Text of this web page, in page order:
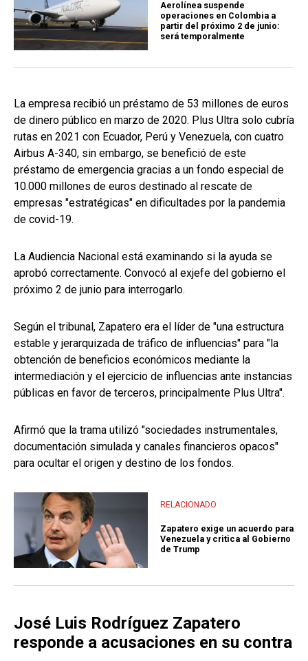
Aerolínea suspende
operaciones en Colombia a
partir del próximo 2 de junio:
será temporalmente
La empresa recibió un préstamo de 53 millones de euros
de dinero público en marzo de 2020. Plus Ultra solo cubría
rutas en 2021 con Ecuador, Perú y Venezuela, con cuatro
Airbus A-340, sin embargo, se benefició de este
préstamo de emergencia gracias a un fondo especial de
10.000 millones de euros destinado al rescate de
empresas "estratégicas" en dificultades por la pandemia
de covid-19.
La Audiencia Nacional está examinando si la ayuda se
aprobó correctamente. Convocó al exjefe del gobierno el
próximo 2 de junio para interrogarlo.
Según el tribunal, Zapatero era el líder de "una estructura
estable y jerarquizada de tráfico de influencias" para "la
obtención de beneficios económicos mediante la
intermediación y el ejercicio de influencias ante instancias
públicas en favor de terceros, principalmente Plus Ultra".
Afirmó que la trama utilizó "sociedades instrumentales,
documentación simulada y canales financieros opacos"
para ocultar el origen y destino de los fondos.
RELACIONADO
Zapatero exige un acuerdo para
Venezuela y critica al Gobierno
de Trump
José Luis Rodríguez Zapatero
responde a acusaciones en su contra